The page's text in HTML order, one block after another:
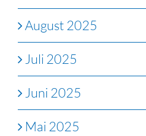
August 2025
Juli 2025
Juni 2025
Mai 2025